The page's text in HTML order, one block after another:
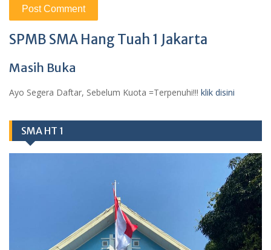
SPMB SMA Hang Tuah 1 Jakarta
Masih Buka
Ayo Segera Daftar, Sebelum Kuota =Terpenuhi!!! klik disini
SMA HT 1